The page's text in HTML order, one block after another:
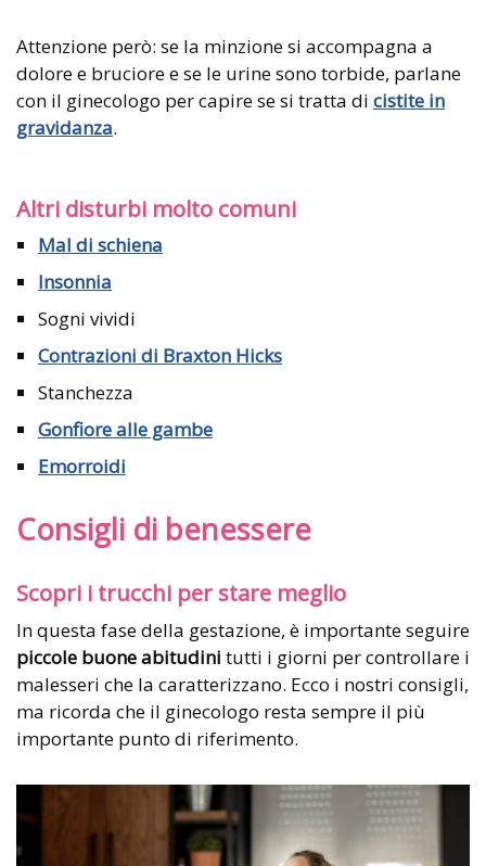
Attenzione però: se la minzione si accompagna a
dolore e bruciore e se le urine sono torbide, parlane
con il ginecologo per capire se si tratta di cistite in
gravidanza.
Altri disturbi molto comuni
Mal di schiena
Insonnia
Sogni vividi
Contrazioni di Braxton Hicks
Stanchezza
Gonfiore alle gambe
Emorroidi
Consigli di benessere
Scopri i trucchi per stare meglio
In questa fase della gestazione, è importante seguire
piccole buone abitudini tutti i giorni per controllare i
malesseri che la caratterizzano. Ecco i nostri consigli,
ma ricorda che il ginecologo resta sempre il più
importante punto di riferimento.